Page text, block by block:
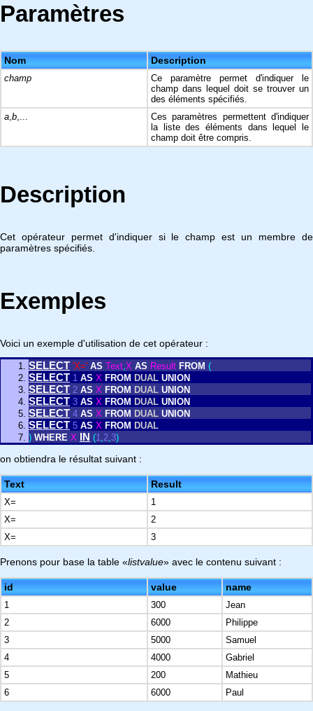
Paramètres
Nom Description
champ
Ce paramètre permet d'indiquer le
champ dans lequel doit se trouver un
des éléments spécifiés.
a,b,...
Ces paramètres permettent d'indiquer
la liste des éléments dans lequel le
champ doit être compris.
Description
Cet opérateur permet d'indiquer si le champ est un membre de
paramètres spécifiés.
Exemples
Voici un exemple d'utilisation de cet opérateur :
SELECT 'X=' AS Text,X AS Result FROM (
SELECT 1 AS X FROM DUAL UNION
SELECT 2 AS X FROM DUAL UNION
SELECT 3 AS X FROM DUAL UNION
SELECT 4 AS X FROM DUAL UNION
SELECT 5 AS X FROM DUAL
) WHERE X IN (1,2,3)
on obtiendra le résultat suivant :
Text Result
X=
1
X=
2
X=
3
Prenons pour base la table «listvalue» avec le contenu suivant :
id value name
1 300
Jean
2
6000
Philippe
3
5000
Samuel
4
4000
Gabriel
5
200
Mathieu
6
6000 Paul